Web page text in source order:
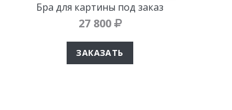
Бра для картины под заказ
27 800
ЗАКАЗАТЬ